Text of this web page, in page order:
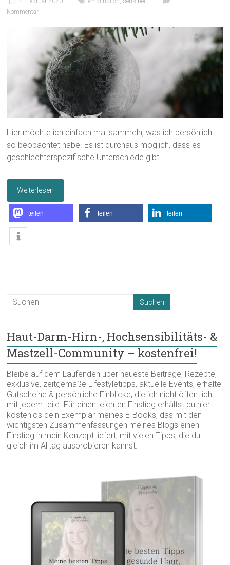
Kommentar
Hier möchte ich einfach mal sammeln, was ich persönlich
so beobachtet habe. Es ist durchaus möglich, dass es
geschlechterspezifische Unterschiede gibt!
Weiterlesen
teilen teilen teilen
Haut-Darm-Hirn-, Hochsensibilitäts- &
Mastzell-Community – kostenfrei!
Bleibe auf dem Laufenden über neueste Beiträge, Rezepte,
exklusive, zeitgemäße Lifestyletipps, aktuelle Events, erhalte
Gutscheine & persönliche Einblicke, die ich nicht öffentlich
mit jedem teile. Für einen leichten Einstieg erhältst du hier
kostenlos dein Exemplar meines E-Books, das mit den
wichtigsten Zusammenfassungen meines Blogs einen
Einstieg in mein Konzept liefert, mit vielen Tipps, die du
gleich im Alltag ausprobieren kannst.